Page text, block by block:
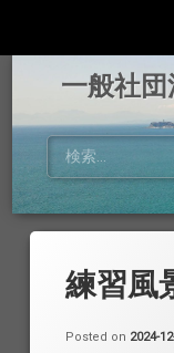
事業内容
お知らせ
活動報告
協会概要
お問い合わせ
一般社
練習風
Posted on 2024-